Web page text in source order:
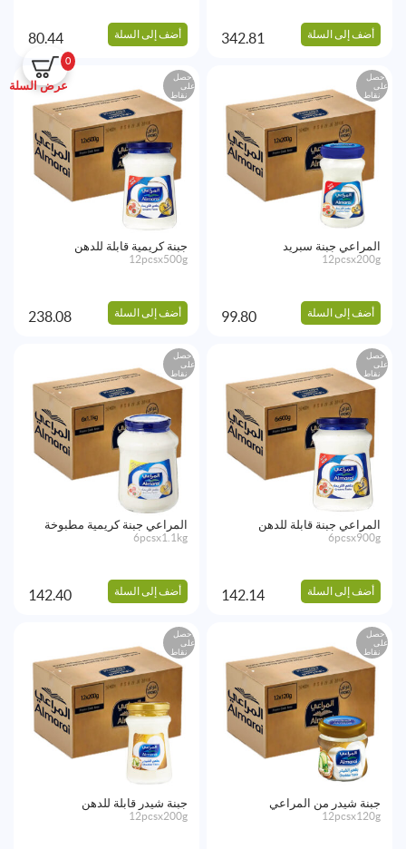
0
عرض السلة
أضف إلى السلة 342.81 أضف إلى السلة 80.44
احصل
على
نقاط
المراعي جبنة سبريد
12pcsx200g
أضف إلى السلة 99.80
احصل
على
نقاط
جبنة كريمية قابلة للدهن
12pcsx500g
أضف إلى السلة 238.08
احصل
على
نقاط
المراعي جبنة قابلة للدهن
6pcsx900g
أضف إلى السلة 142.14
احصل
على
نقاط
المراعي جبنة كريمية مطبوخة
6pcsx1.1kg
أضف إلى السلة 142.40
احصل
على
نقاط
جبنة شيدر من المراعي
12pcsx120g
احصل
على
نقاط
جبنة شيدر قابلة للدهن
12pcsx200g